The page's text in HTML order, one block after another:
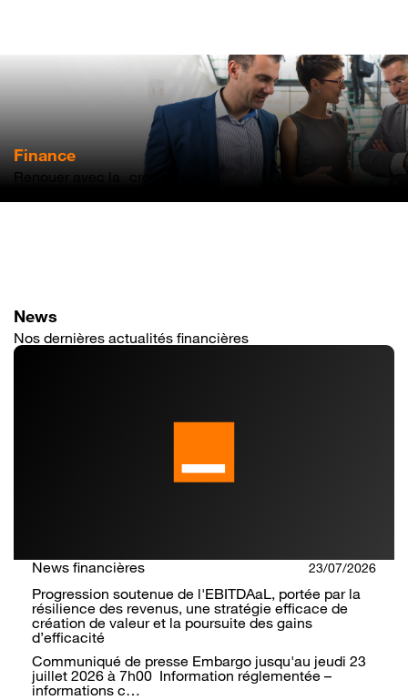
Finance
Renouer avec la croissance
News
Nos dernières actualités financières
News financières 23/07/2026
Progression soutenue de l'EBITDAaL, portée par la
résilience des revenus, une stratégie efficace de
création de valeur et la poursuite des gains
d’efficacité
Communiqué de presse Embargo jusqu'au jeudi 23
juillet 2026 à 7h00 Information réglementée –
informations c…